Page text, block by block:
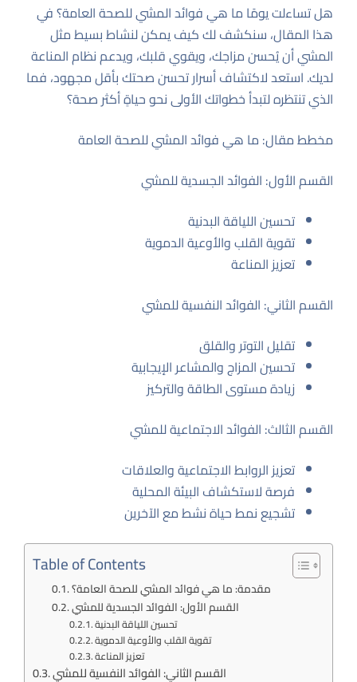
هل تساءلت يومًا ما هي فوائد المشي للصحة العامة؟ في
هذا المقال، سنكشف لك كيف يمكن لنشاط بسيط مثل
المشي أن يُحسن مزاجك، ويقوي قلبك، ويدعم نظام المناعة
لديك. استعد لاكتشاف أسرار تحسن صحتك بأقل مجهود، فما
الذي تنتظره لتبدأ خطواتك الأولى نحو حياةٍ أكثر صحة؟
مخطط مقال: ما هي فوائد المشي للصحة العامة
القسم الأول: الفوائد الجسدية للمشي
تحسين اللياقة البدنية
تقوية القلب والأوعية الدموية
تعزيز المناعة
القسم الثاني: الفوائد النفسية للمشي
تقليل التوتر والقلق
تحسين المزاج والمشاعر الإيجابية
زيادة مستوى الطاقة والتركيز
القسم الثالث: الفوائد الاجتماعية للمشي
تعزيز الروابط الاجتماعية والعلاقات
فرصة لاستكشاف البيئة المحلية
تشجيع نمط حياة نشط مع الآخرين
Table of Contents
مقدمة: ما هي فوائد المشي للصحة العامة؟
القسم الأول: الفوائد الجسدية للمشي
تحسين اللياقة البدنية
تقوية القلب والأوعية الدموية
تعزيز المناعة
القسم الثاني: الفوائد النفسية للمشي